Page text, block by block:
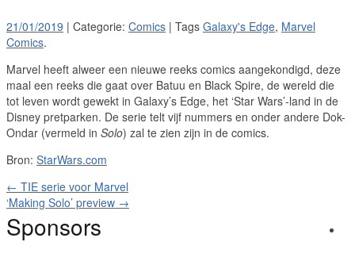
21/01/2019 | Categorie: Comics | Tags Galaxy's Edge, Marvel
Comics.
Marvel heeft alweer een nieuwe reeks comics aangekondigd, deze
maal een reeks die gaat over Batuu en Black Spire, de wereld die
tot leven wordt gewekt in Galaxy’s Edge, het ‘Star Wars’-land in de
Disney pretparken. De serie telt vijf nummers en onder andere Dok-
Ondar (vermeld in Solo) zal te zien zijn in de comics.
Bron: StarWars.com
← TIE serie voor Marvel
‘Making Solo’ preview →
Sponsors